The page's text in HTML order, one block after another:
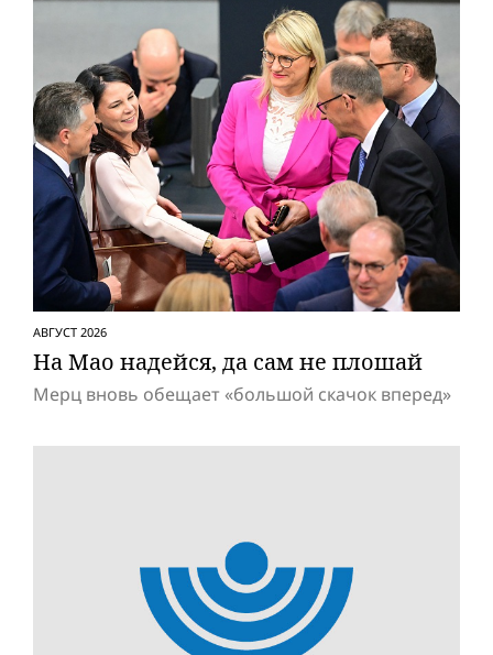
АВГУСТ 2026
На Мао надейся, да сам не плошай
Мерц вновь обещает «большой скачок вперед»